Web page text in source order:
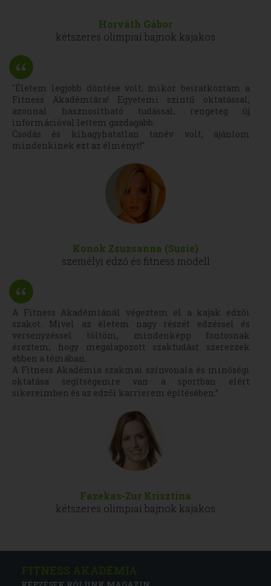
Horváth Gábor
kétszeres olimpiai bajnok kajakos
"Életem legjobb döntése volt, mikor beiratkoztam a
Fitness Akadémiára! Egyetemi szintű oktatással,
azonnal hasznosítható tudással, rengeteg új
információval lettem gazdagabb.
Csodás és kihagyhatatlan tanév volt, ajánlom
mindenkinek ezt az élményt!"
Konok Zsuzsanna (Susie)
személyi edző és fitness modell
A Fitness Akadémiánál végeztem el a kajak edzői
szakot. Mivel az életem nagy részét edzéssel és
versenyzéssel töltöm, mindenképp fontosnak
éreztem, hogy megalapozott szaktudást szerezzek
ebben a témában.
A Fitness Akadémia szakmai színvonala és minőségi
oktatása segítségemre van a sportban elért
sikereimben és az edzői karrierem építésében.”
Fazekas-Zur Krisztina
kétszeres olimpiai bajnok kajakos